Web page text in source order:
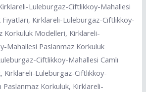
Luleburgaz-Ciftlikkoy-Mahallesi
Fiyatları, Kirklareli-Luleburgaz-Ciftlikkoy-
Korkuluk Modelleri, Kirklareli-
Mahallesi Paslanmaz Korkuluk
Ciftlikkoy-Mahallesi Camlı
Kirklareli-Luleburgaz-Ciftlikkoy-
Paslanmaz Korkuluk, Kirklareli-